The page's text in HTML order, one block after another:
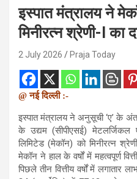
इस्पात मंत्रालय ने
मिनीरत्न श्रेणी-I का
2 July 2026 Praja Today
@ नई दिल्ली :-
इस्पात मंत्रालय ने अनुसूची ‘ए’ के
के उद्यम (सीपीएसई) मेटलर्जिकल
लिमिटेड (मेकॉन) को मिनीरत्न
मेकॉन ने हाल के वर्षों में महत्वपूर्ण
पिछले तीन वित्तीय वर्षों में लगातार